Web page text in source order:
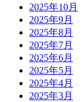
2025年10月
2025年9月
2025年8月
2025年7月
2025年6月
2025年5月
2025年4月
2025年3月